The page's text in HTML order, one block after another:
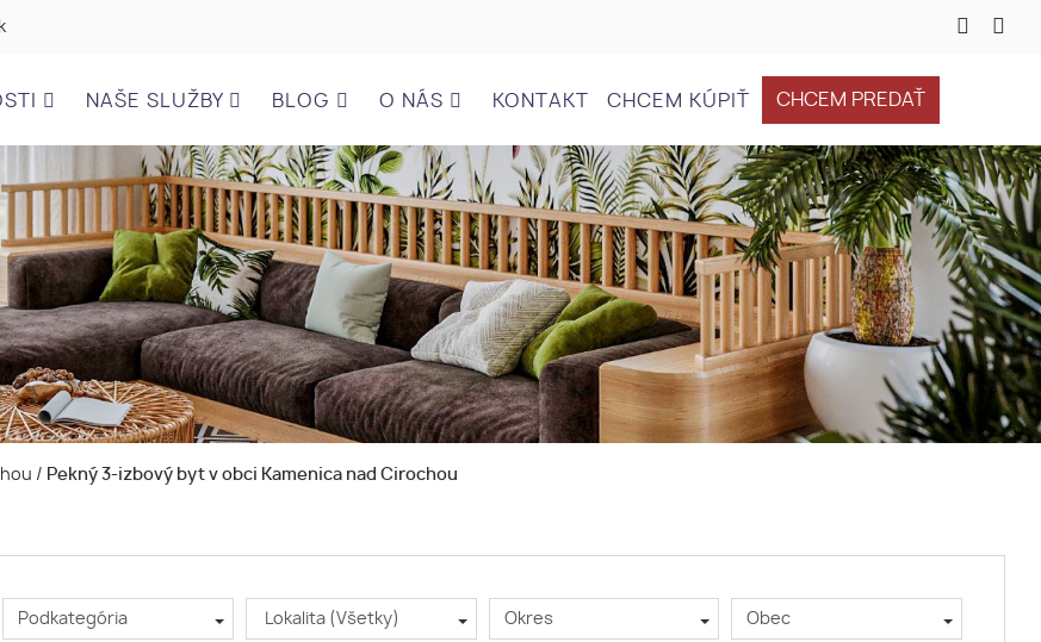
NAŠE SLUŽBY BLOG O NÁS KONTAKT CHCEM KÚPIŤ CHCEM PREDAŤ
/ Pekný 3-izbový byt v obci Kamenica nad Cirochou
Podkategória Lokalita (Všetky) Okres Obec